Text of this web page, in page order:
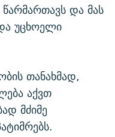
წარმართავს და მას
უცხოელი
თანახმად,
აქვთ
მძიმე